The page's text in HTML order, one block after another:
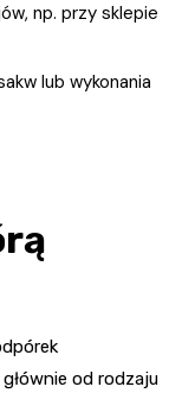
np. przy sklepie
lub wykonania
od rodzaju